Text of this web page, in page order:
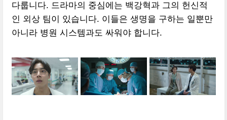
다룹니다. 드라마의 중심에는 백강혁과 그의 헌신적
인 외상 팀이 있습니다. 이들은 생명을 구하는 일뿐만
아니라 병원 시스템과도 싸워야 합니다.